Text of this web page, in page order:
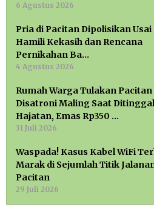
6 Agustus 2026
Pria di Pacitan Dipolisikan Usai
Hamili Kekasih dan Rencana
Pernikahan Ba…
4 Agustus 2026
Rumah Warga Tulakan Pacitan
Disatroni Maling Saat Ditinggal
Hajatan, Emas Rp350 …
31 Juli 2026
Waspada! Kasus Kabel WiFi
Marak di Sejumlah Titik
Pacitan
29 Juli 2026